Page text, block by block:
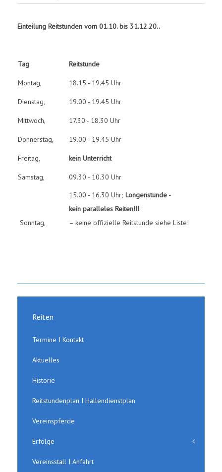
Einteilung Reitstunden vom 01.10. bis 31.12.20..
Tag Reitstunde
Montag, 18.15 - 19.45 Uhr
Dienstag, 19.00 - 19.45 Uhr
Mittwoch, 17.30 - 18.30 Uhr
Donnerstag, 19.00 - 19.45 Uhr
Freitag, kein Unterricht
Samstag,
09.30 - 10.30 Uhr
15.00 - 16.30 Uhr; Longenstunde -
kein paralleles Reiten!!!
Sonntag,
– keine offizielle Reitstunde siehe Liste!
Reiten
Termine I Kontakt
Aktuelles
Historie
Reitstundenplan I Hallendienstplan
Vereinspferde
Erfolge
Vereinsstall I Anfahrt